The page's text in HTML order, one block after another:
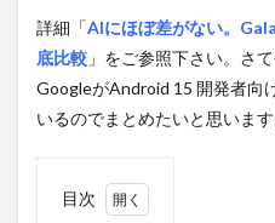
詳細「AIにほぼ差がない。
底比較 」をご参照下さい。さ
GoogleがAndroid 15 開発者向
いるのでまとめたいと思います
目次